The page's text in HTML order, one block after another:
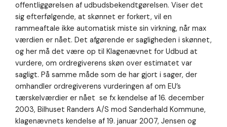
offentliggørelsen af udbudsbekendtgørelsen. Viser det
sig efterfølgende, at skønnet er forkert, vil en
rammeaftale ikke automatisk miste sin virkning, når max
værdien er nået. Det afgørende er sagligheden i skønnet,
og her må det være op til Klagenævnet for Udbud at
vurdere, om ordregiverens skøn over estimatet var
sagligt. På samme måde som de har gjort i sager, der
omhandler ordregiverens vurderingen af om EU’s
tærskelværdier er nået se fx kendelse af 16. december
2003, Bilhuset Randers A/S mod Sønderhald Kommune,
klagenævnets kendelse af 19. januar 2007, Jensen og